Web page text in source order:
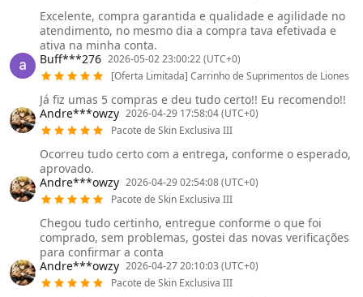
Excelente, compra garantida e qualidade e agilidade no
atendimento, no mesmo dia a compra tava efetivada e
ativa na minha conta.
Buff***276 2026-05-02 23:00:22 (UTC+0)
[Oferta Limitada] Carrinho de Suprimentos de Liones
Já fiz umas 5 compras e deu tudo certo!! Eu recomendo!!
Andre***owzy 2026-04-29 17:58:04 (UTC+0)
Pacote de Skin Exclusiva III
Ocorreu tudo certo com a entrega, conforme o esperado,
aprovado.
Andre***owzy 2026-04-29 02:54:08 (UTC+0)
Pacote de Skin Exclusiva III
Chegou tudo certinho, entregue conforme o que foi
comprado, sem problemas, gostei das novas verificações
para confirmar a conta
Andre***owzy 2026-04-27 20:10:03 (UTC+0)
Pacote de Skin Exclusiva III